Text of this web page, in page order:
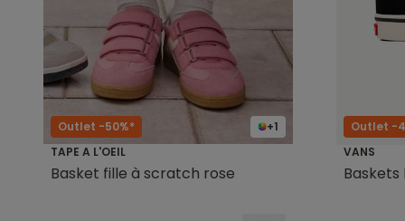
+1
Outlet -50%*
TAPE A L'OEIL
Basket fille à scratch rose
Outlet -
VANS